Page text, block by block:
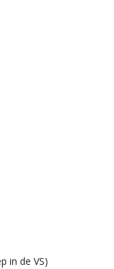
in de VS)